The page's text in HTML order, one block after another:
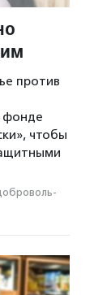
против
фонде
чтобы